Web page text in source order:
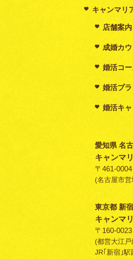
キャンマリ
店舗案内
成婚カ
婚活コ
婚活プ
婚活キ
愛知県 名
キャンマ
〒461-
(名古屋市営
東京都 新
キャンマ
〒160-
(都営大江
JR｢新宿｣駅